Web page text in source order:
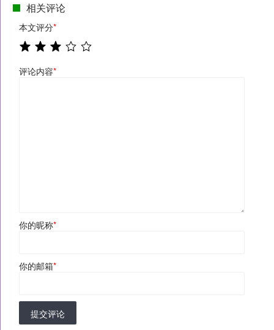
相关评论
本文评分*
评论内容*
你的昵称*
你的邮箱*
提交评论